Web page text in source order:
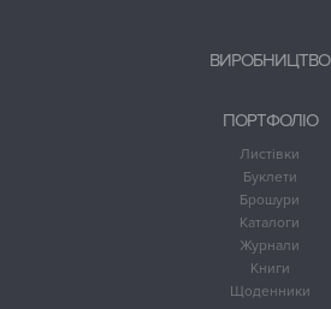
ВИРОБНИЦТВО
ПОРТФОЛІО
Листівки
Буклети
Брошури
Каталоги
Журнали
Книги
Щоденники